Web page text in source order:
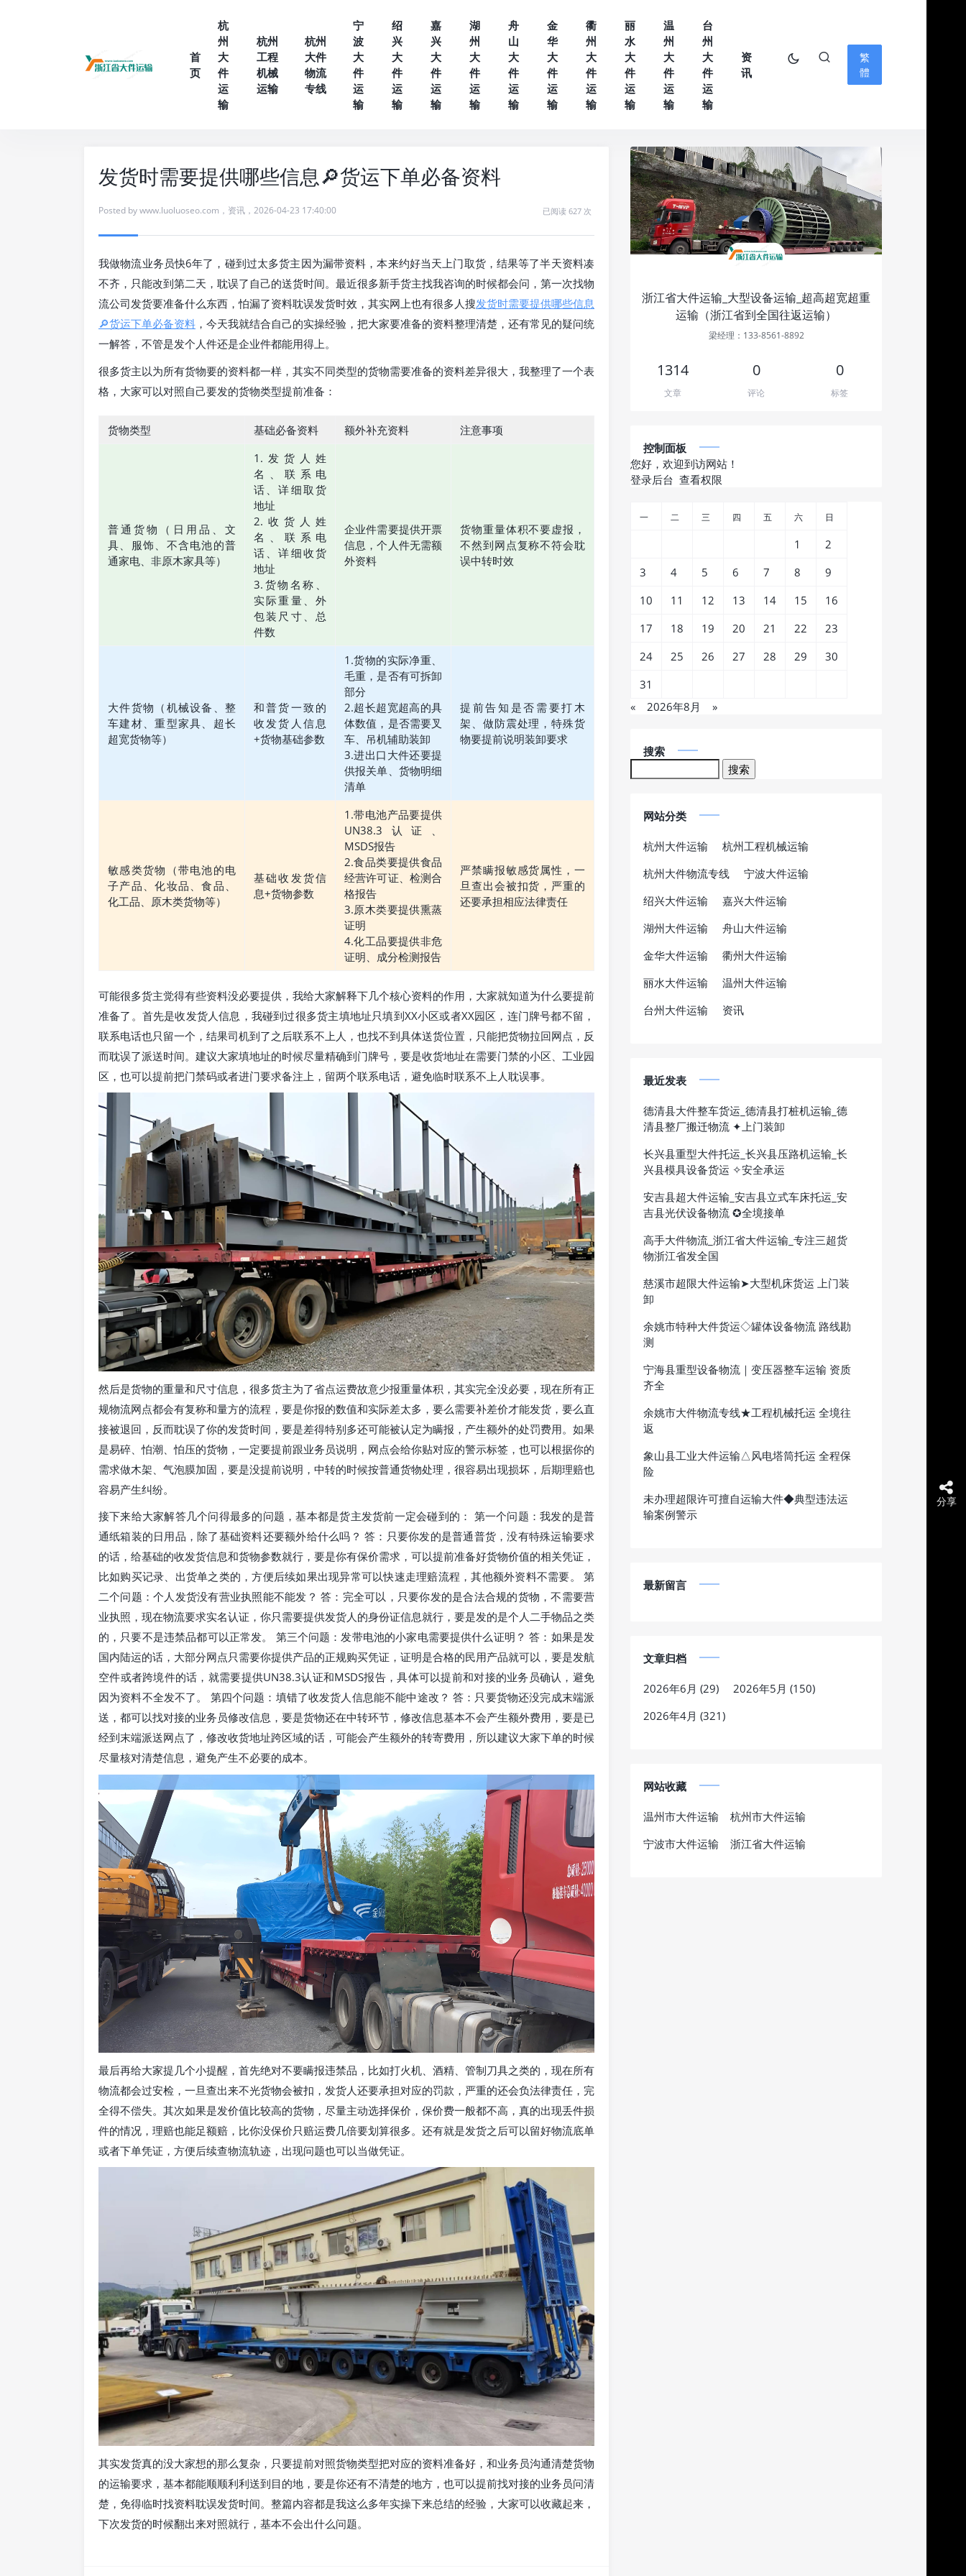
首
页
杭
州
大
件
运
输
杭州
工程
机械
运输
杭州
大件
物流
专线
宁
波
大
件
运
输
绍
兴
大
件
运
输
嘉
兴
大
件
运
输
湖
州
大
件
运
输
舟
山
大
件
运
输
金
华
大
件
运
输
衢
州
大
件
运
输
丽
水
大
件
运
输
温
州
大
件
运
输
台
州
大
件
运
输
资
讯
繁
體
发货时需要提供哪些信息🔎货运下单必备资料
Posted bywww.luoluoseo.com ， 资讯 ， 2026-04-23 17:40:00 已阅读 627 次
我做物流业务员快6年了，碰到过太多货主因为漏带资料，本来约好当天上门取货，结果等了半天资料凑
不齐，只能改到第二天，耽误了自己的送货时间。最近很多新手货主找我咨询的时候都会问，第一次找物
流公司发货要准备什么东西，怕漏了资料耽误发货时效，其实网上也有很多人搜发货时需要提供哪些信息
🔎货运下单必备资料 ，今天我就结合自己的实操经验，把大家要准备的资料整理清楚，还有常见的疑问统
一解答，不管是发个人件还是企业件都能用得上。
很多货主以为所有货物要的资料都一样，其实不同类型的货物需要准备的资料差异很大，我整理了一个表
格，大家可以对照自己要发的货物类型提前准备：
货物类型 基础必备资料 额外补充资料 注意事项
普通货物（日用品、文
具、服饰、不含电池的普
通家电、非原木家具等）
1.发货人姓
名、联系电
话、详细取货
地址
2.收货人姓
名、联系电
话、详细收货
地址
3.货物名称、
实际重量、外
包装尺寸、总
件数
企业件需要提供开票
信息，个人件无需额
外资料
货物重量体积不要虚报，
不然到网点复称不符会耽
误中转时效
大件货物（机械设备、整
车建材、重型家具、超长
超宽货物等）
和普货一致的
收发货人信息
+货物基础参数
1.货物的实际净重、
毛重，是否有可拆卸
部分
2.超长超宽超高的具
体数值，是否需要叉
车、吊机辅助装卸
3.进出口大件还要提
供报关单、货物明细
清单
提前告知是否需要打木
架、做防震处理，特殊货
物要提前说明装卸要求
敏感类货物（带电池的电
子产品、化妆品、食品、
化工品、原木类货物等）
基础收发货信
息+货物参数
1.带电池产品要提供
UN38.3认证、
MSDS报告
2.食品类要提供食品
经营许可证、检测合
格报告
3.原木类要提供熏蒸
证明
4.化工品要提供非危
证明、成分检测报告
严禁瞒报敏感货属性，一
旦查出会被扣货，严重的
还要承担相应法律责任
可能很多货主觉得有些资料没必要提供，我给大家解释下几个核心资料的作用，大家就知道为什么要提前
准备了。首先是收发货人信息，我碰到过很多货主填地址只填到XX小区或者XX园区，连门牌号都不留，
联系电话也只留一个，结果司机到了之后联系不上人，也找不到具体送货位置，只能把货物拉回网点，反
而耽误了派送时间。建议大家填地址的时候尽量精确到门牌号，要是收货地址在需要门禁的小区、工业园
区，也可以提前把门禁码或者进门要求备注上，留两个联系电话，避免临时联系不上人耽误事。
然后是货物的重量和尺寸信息，很多货主为了省点运费故意少报重量体积，其实完全没必要，现在所有正
规物流网点都会有复称和量方的流程，要是你报的数值和实际差太多，要么需要补差价才能发货，要么直
接被退回，反而耽误了你的发货时间，要是差得特别多还可能被认定为瞒报，产生额外的处罚费用。如果
是易碎、怕潮、怕压的货物，一定要提前跟业务员说明，网点会给你贴对应的警示标签，也可以根据你的
需求做木架、气泡膜加固，要是没提前说明，中转的时候按普通货物处理，很容易出现损坏，后期理赔也
容易产生纠纷。
接下来给大家解答几个问得最多的问题，基本都是货主发货前一定会碰到的： 第一个问题：我发的是普
通纸箱装的日用品，除了基础资料还要额外给什么吗？ 答：只要你发的是普通普货，没有特殊运输要求
的话，给基础的收发货信息和货物参数就行，要是你有保价需求，可以提前准备好货物价值的相关凭证，
比如购买记录、出货单之类的，方便后续如果出现异常可以快速走理赔流程，其他额外资料不需要。 第
二个问题：个人发货没有营业执照能不能发？ 答：完全可以，只要你发的是合法合规的货物，不需要营
业执照，现在物流要求实名认证，你只需要提供发货人的身份证信息就行，要是发的是个人二手物品之类
的，只要不是违禁品都可以正常发。 第三个问题：发带电池的小家电需要提供什么证明？ 答：如果是发
国内陆运的话，大部分网点只需要你提供产品的正规购买凭证，证明是合格的民用产品就可以，要是发航
空件或者跨境件的话，就需要提供UN38.3认证和MSDS报告，具体可以提前和对接的业务员确认，避免
因为资料不全发不了。 第四个问题：填错了收发货人信息能不能中途改？ 答：只要货物还没完成末端派
送，都可以找对接的业务员修改信息，要是货物还在中转环节，修改信息基本不会产生额外费用，要是已
经到末端派送网点了，修改收货地址跨区域的话，可能会产生额外的转寄费用，所以建议大家下单的时候
尽量核对清楚信息，避免产生不必要的成本。
最后再给大家提几个小提醒，首先绝对不要瞒报违禁品，比如打火机、酒精、管制刀具之类的，现在所有
物流都会过安检，一旦查出来不光货物会被扣，发货人还要承担对应的罚款，严重的还会负法律责任，完
全得不偿失。其次如果是发价值比较高的货物，尽量主动选择保价，保价费一般都不高，真的出现丢件损
件的情况，理赔也能足额赔，比你没保价只赔运费几倍要划算很多。还有就是发货之后可以留好物流底单
或者下单凭证，方便后续查物流轨迹，出现问题也可以当做凭证。
其实发货真的没大家想的那么复杂，只要提前对照货物类型把对应的资料准备好，和业务员沟通清楚货物
的运输要求，基本都能顺顺利利送到目的地，要是你还有不清楚的地方，也可以提前找对接的业务员问清
楚，免得临时找资料耽误发货时间。整篇内容都是我这么多年实操下来总结的经验，大家可以收藏起来，
下次发货的时候翻出来对照就行，基本不会出什么问题。
浙江省大件运输_大型设备运输_超高超宽超重
运输（浙江省到全国往返运输）
梁经理：133-8561-8892
1314
文章
0
评论
0
标签
控制面板
您好，欢迎到访网站！
登录后台 查看权限
« 2026年8月 »
一 二 三 四 五 六 日
1
2
3
4 5 6 7 8
9
10
11 12 13 14 15
16
17
18 19 20 21 22
23
24
25 26 27 28 29
30
31
搜索
网站分类
杭州大件运输
杭州工程机械运输
杭州大件物流专线
宁波大件运输
绍兴大件运输
嘉兴大件运输
湖州大件运输
舟山大件运输
金华大件运输
衢州大件运输
丽水大件运输
温州大件运输
台州大件运输
资讯
最近发表
德清县大件整车货运_德清县打桩机运输_德
清县整厂搬迁物流 ✦上门装卸
长兴县重型大件托运_长兴县压路机运输_长
兴县模具设备货运 ✧安全承运
安吉县超大件运输_安吉县立式车床托运_安
吉县光伏设备物流 ✪全境接单
高手大件物流_浙江省大件运输_专注三超货
物浙江省发全国
慈溪市超限大件运输➤大型机床货运 上门装
卸
余姚市特种大件货运◇罐体设备物流 路线勘
测
宁海县重型设备物流｜变压器整车运输 资质
齐全
余姚市大件物流专线★工程机械托运 全境往
返
象山县工业大件运输△风电塔筒托运 全程保
险
未办理超限许可擅自运输大件◆典型违法运
输案例警示
最新留言
文章归档
2026年6月 (29)
2026年5月 (150)
2026年4月 (321)
网站收藏
温州市大件运输
杭州市大件运输
宁波市大件运输
浙江省大件运输
分享